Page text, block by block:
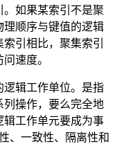
。如果某索引不是聚
理顺序与键值的逻辑
引相比，聚集索引
速度。
逻辑工作单位。是指
列操作，要么完全地
辑工作单元要成为事
、一致性、隔离性和